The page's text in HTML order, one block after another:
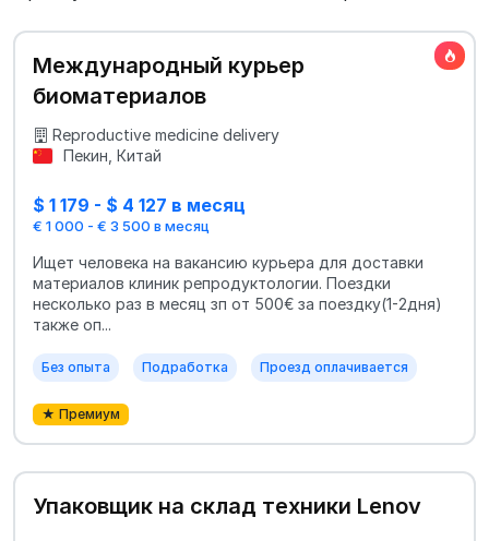
Международный курьер
биоматериалов
Reproductive medicine delivery
Пекин, Китай
$ 1 179 - $ 4 127 в месяц
€ 1 000 - € 3 500 в месяц
Ищет человека на вакансию курьера для доставки
материалов клиник репродуктологии. Поездки
несколько раз в месяц зп от 500€ за поездку(1-2дня)
также оп...
Без опыта Подработка Проезд оплачивается
★ Премиум
Упаковщик на склад техники Lenov